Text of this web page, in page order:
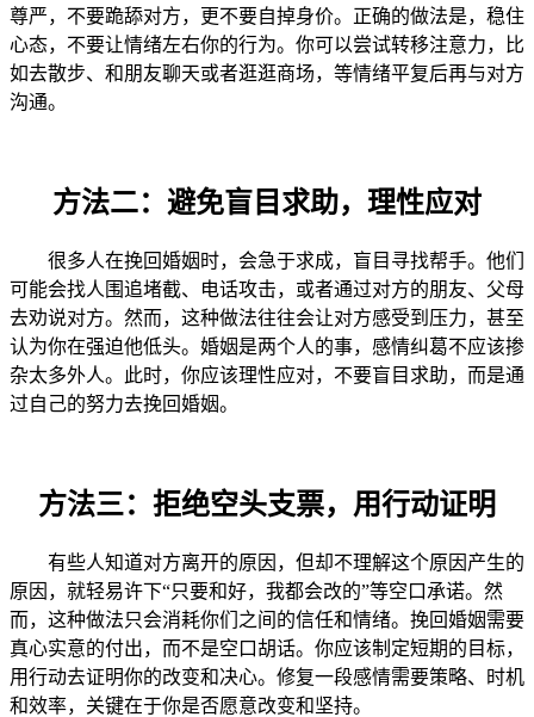
尊严，不要跪舔对方，更不要自掉身价。正确的做法是，稳住
心态，不要让情绪左右你的行为。你可以尝试转移注意力，比
如去散步、和朋友聊天或者逛逛商场，等情绪平复后再与对方
沟通。
方法二：避免盲目求助，理性应对
很多人在挽回婚姻时，会急于求成，盲目寻找帮手。他们
可能会找人围追堵截、电话攻击，或者通过对方的朋友、父母
去劝说对方。然而，这种做法往往会让对方感受到压力，甚至
认为你在强迫他低头。婚姻是两个人的事，感情纠葛不应该掺
杂太多外人。此时，你应该理性应对，不要盲目求助，而是通
过自己的努力去挽回婚姻。
方法三：拒绝空头支票，用行动证明
有些人知道对方离开的原因，但却不理解这个原因产生的
原因，就轻易许下“只要和好，我都会改的”等空口承诺。然
而，这种做法只会消耗你们之间的信任和情绪。挽回婚姻需要
真心实意的付出，而不是空口胡话。你应该制定短期的目标，
用行动去证明你的改变和决心。修复一段感情需要策略、时机
和效率，关键在于你是否愿意改变和坚持。